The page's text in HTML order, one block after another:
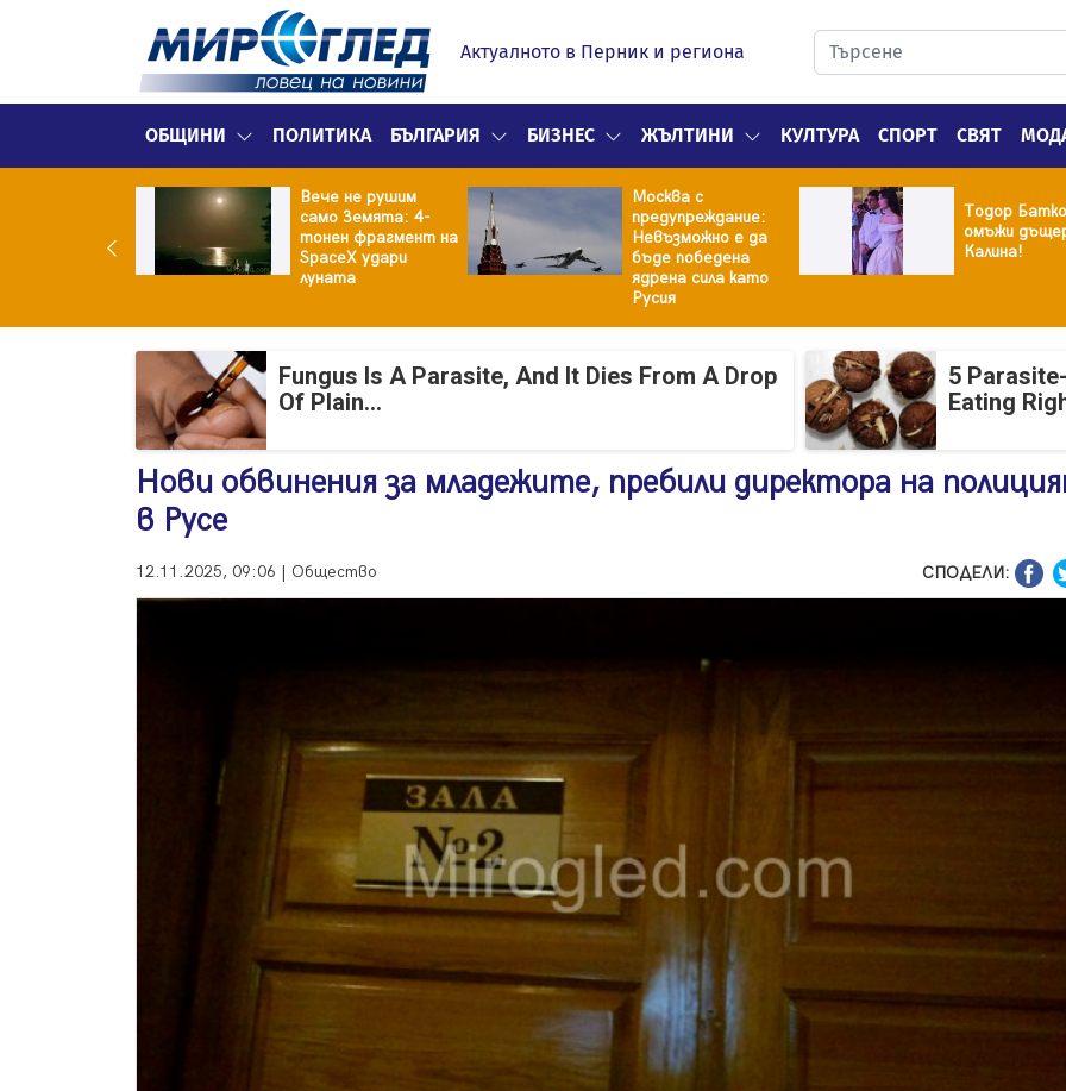
Актуалното в Перник и региона
ОБЩИНИ ПОЛИТИКА БЪЛГАРИЯ БИЗНЕС ЖЪЛТИНИ КУЛТУРА СПОРТ СВЯТ
на храните
Вече не рушим
само Земята: 4-
тонен фрагмент на
SpaceX удари
луната
Москва с
предупреждание:
Невъзможно е да
бъде победена
ядрена сила като
Русия
Тодор
омъжи
Калина!
Fungus Is A Parasite, And It Dies From A Drop
Of Plain...
5
Eating
Нови обвинения за младежите, пребили директора на
в Русе
12.11.2025, 09:06 | Общество СПОДЕЛИ: